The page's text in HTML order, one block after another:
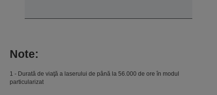
Note:
1 - Durată de viaţă a laserului de până la 56.000 de ore în modul
particularizat